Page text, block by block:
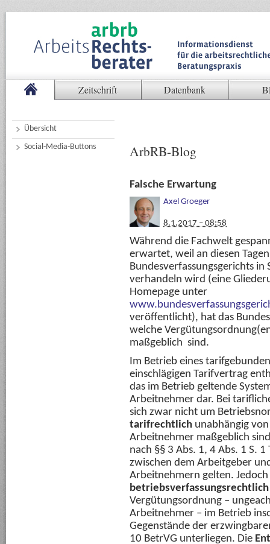
Zeitschrift Datenbank
Übersicht
Social-Media-Buttons
ArbRB-Blog
Falsche Erwartung
Axel Groeger
8.1.2017 – 08:58
Während die Fachwelt
erwartet, weil an diesen
Bundesverfassungsgerichts in
verhandeln wird (eine
Homepage unter
veröffentlicht), hat das
welche
maßgeblich sind.
Im Betrieb eines
einschlägigen Tarifvertrag
das im Betrieb geltende
Arbeitnehmer dar. Bei
sich zwar nicht um
tarifrechtlich unabhängig
Arbeitnehmer maßgeblich
nach §§ 3 Abs. 1, 4 Abs. 1 S.
zwischen dem Arbeitgeber
Arbeitnehmern gelten.
betriebsverfassungsrechtlich
Vergütungsordnung –
Arbeitnehmer – im Betrieb
Gegenstände der
10 BetrVG unterliegen. Die